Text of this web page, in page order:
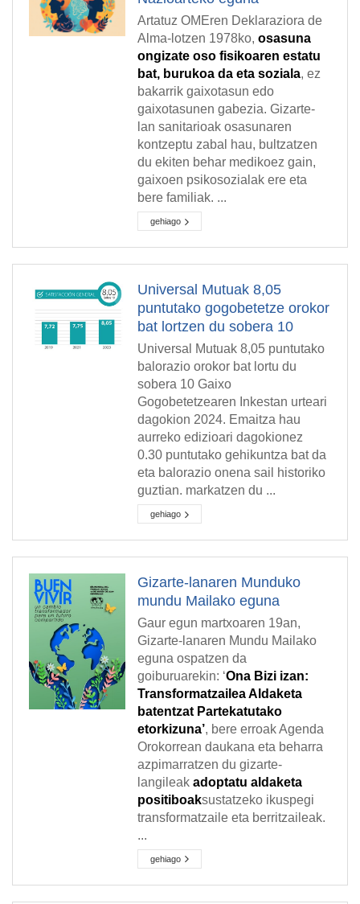
Artatuz OMEren Deklaraziora de
Alma-lotzen 1978ko, osasuna
ongizate oso fisikoaren estatu
bat, burukoa da eta soziala, ez
bakarrik gaixotasun edo
gaixotasunen gabezia. Gizarte-
lan sanitarioak osasunaren
kontzeptu zabal hau, bultzatzen
du ekiten behar medikoez gain,
gaixoen psikosozialak ere eta
bere familiak. ...
gehiago
Universal Mutuak 8,05
puntutako gogobetetze orokor
bat lortzen du sobera 10
Universal Mutuak 8,05 puntutako
balorazio orokor bat lortu du
sobera 10 Gaixo
Gogobetetzearen Inkestan urteari
dagokion 2024. Emaitza hau
aurreko edizioari dagokionez
0.30 puntutako gehikuntza bat da
eta balorazio onena sail historiko
guztian. markatzen du ...
gehiago
Gizarte-lanaren Munduko
mundu Mailako eguna
Gaur egun martxoaren 19an,
Gizarte-lanaren Mundu Mailako
eguna ospatzen da
goiburuarekin: ‘Ona Bizi izan:
Transformatzailea Aldaketa
batentzat Partekatutako
etorkizuna’, bere erroak Agenda
Orokorrean daukana eta beharra
azpimarratzen du gizarte-
langileakadoptatu aldaketa
positiboaksustatzeko ikuspegi
transformatzaile eta berritzaileak.
...
gehiago